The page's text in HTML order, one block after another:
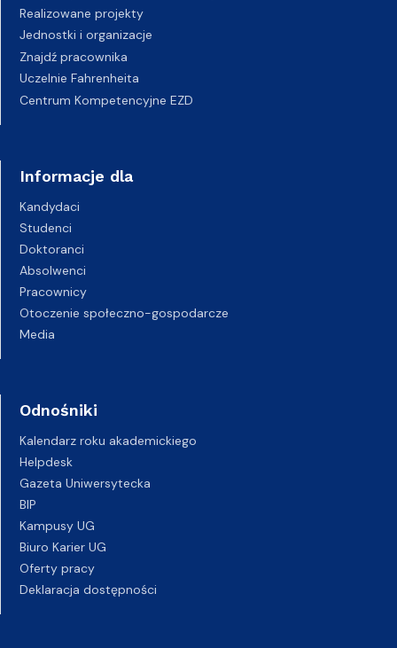
Realizowane projekty
Jednostki i organizacje
Znajdź pracownika
Uczelnie Fahrenheita
Centrum Kompetencyjne EZD
Informacje dla
Kandydaci
Studenci
Doktoranci
Absolwenci
Pracownicy
Otoczenie społeczno-gospodarcze
Media
Odnośniki
Kalendarz roku akademickiego
Helpdesk
Gazeta Uniwersytecka
BIP
Kampusy UG
Biuro Karier UG
Oferty pracy
Deklaracja dostępności